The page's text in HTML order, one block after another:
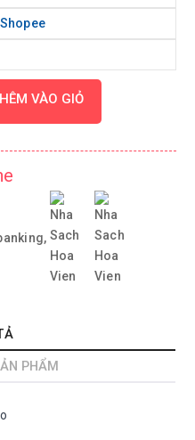
VÀO GIỎ
PHẨM